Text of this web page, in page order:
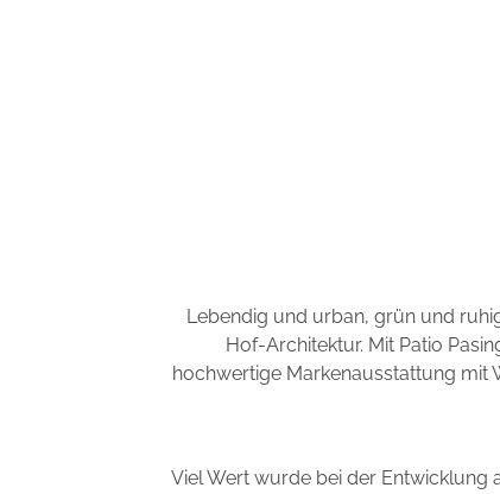
Lebendig und urban, grün und
Hof-Architektur. Mit Patio
hochwertige Markenausstattung mit
Viel Wert wurde bei der Entwicklung